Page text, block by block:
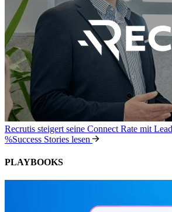
Recrutis steigert seine Connect Rate mit
%Success Stories lesen
PLAYBOOKS